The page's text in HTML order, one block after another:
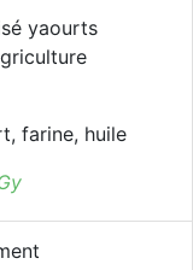
yaourts
farine, huile